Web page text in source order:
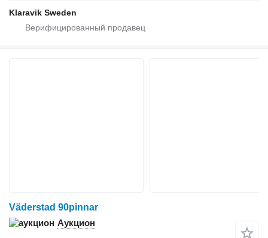
Klaravik Sweden
Väderstad 90pinnar
Аукцион